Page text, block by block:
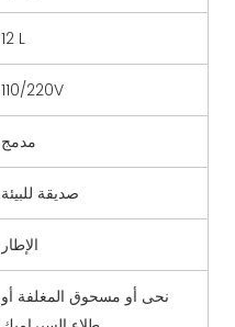
12 L
110/220V
مدمج
صديقة للبيئة
الإطار
نحى أو مسحوق المغلفة أو